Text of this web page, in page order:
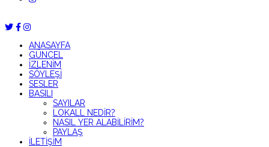
ANASAYFA
GÜNCEL
İZLENİM
SÖYLEŞİ
SESLER
BASILI
SAYILAR
LOKALL NEDİR?
NASIL YER ALABİLİRİM?
PAYLAŞ
İLETİŞİM